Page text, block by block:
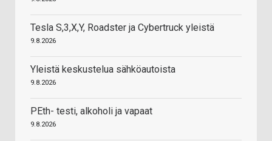
Tesla S,3,X,Y, Roadster ja Cybertruck yleistä
9.8.2026
Yleistä keskustelua sähköautoista
9.8.2026
PEth- testi, alkoholi ja vapaat
9.8.2026